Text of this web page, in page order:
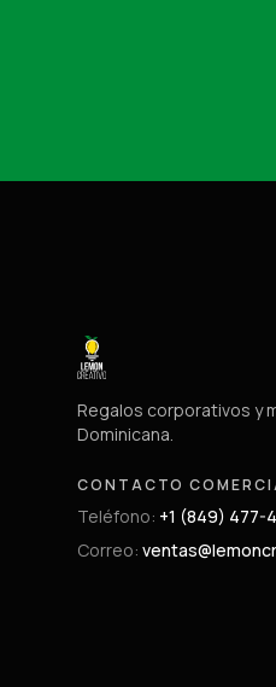
Regalos corporativos y
Dominicana.
CONTACTO
Teléfono: +1 (849) 477-
Correo: